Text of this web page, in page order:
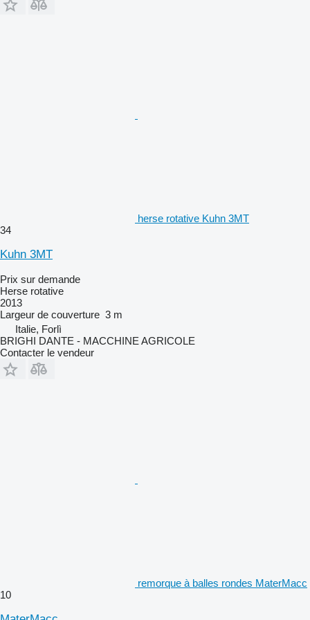
herse rotative Kuhn 3MT
34
Kuhn 3MT
Prix sur demande
Herse rotative
2013
Largeur de couverture 3 m
Italie, Forlì
BRIGHI DANTE - MACCHINE AGRICOLE
Contacter le vendeur
remorque à balles rondes MaterMacc
10